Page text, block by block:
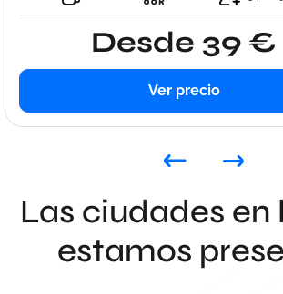
Desde 39 €
Ver precio
Las ciudades en
estamos